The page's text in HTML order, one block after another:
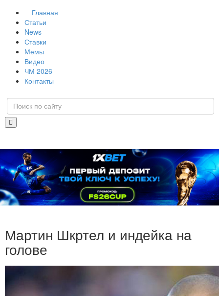
Главная
Статьи
News
Ставки
Мемы
Видео
ЧМ 2026
Контакты
Мартин Шкртел и индейка на
голове